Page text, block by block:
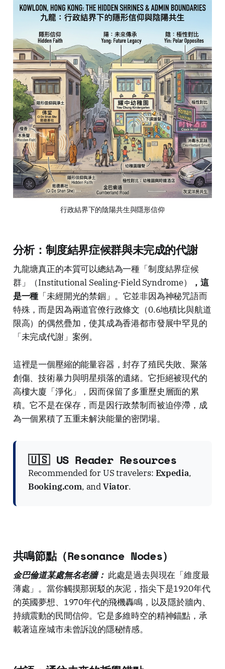
行政結界下的陰陽共生與隱形信仰
分析：制度結界症候群與未完成的代謝
九龍塘真正的本質可以總結為一種「制度結界症候
群」（Institutional Sealing-Field Syndrome）
，這
是一種 「未經開光的禁錮」。它並非因為神秘咒語而
特殊，而是因為兩道官僚行政條文（0.6地積比與航道
限高）的偶然疊加，使其成為香港都市發展中罕見的
「未完成代謝」案例。
這裡是一個壓縮的能量容器，封存了殖民失敗、聚落
創傷、技術暴力與明星殞落的遺緒。它拒絕被現代的
高樓大廈「淨化」，因而保留了多重歷史層面的累
積。它不是在保存，而是因行政禁制而被迫停滯，成
為一個累積了五重未解決能量的密閉場。
🇺🇸 US Reader Resources
Recommended for US travelers: Expedia,
Booking.com, andViator.
共鳴節點（Resonance Nodes）
金巴倫道某處無名老牆： 此處是過去與現在「維度最
薄處」。當你觸摸那斑駁的灰泥，指尖下是1920年代
的英國夢想、1970年代的飛機轟鳴，以及隱於牆內、
持續震動的民間信仰。它是多維時空的精神錨點，承
載著這座城市未曾訴說的隱秘情感。